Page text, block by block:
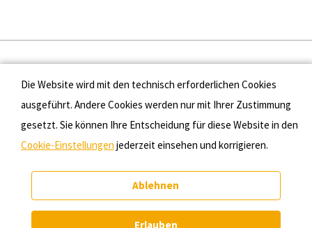
Presse
Kontakt
Datenschutz
Cookie-Einstellungen
Die Website wird mit den technisch erforderlichen Cookies
ausgeführt. Andere Cookies werden nur mit Ihrer Zustimmung
gesetzt. Sie können Ihre Entscheidung für diese Website in den
Cookie-Einstellungen jederzeit einsehen und korrigieren.
Ablehnen
Erlauben